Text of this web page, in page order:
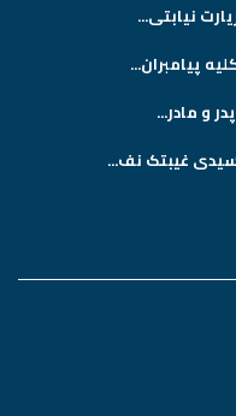
نیابتی...
پیامبران...
و مادر...
غیبتک نف...